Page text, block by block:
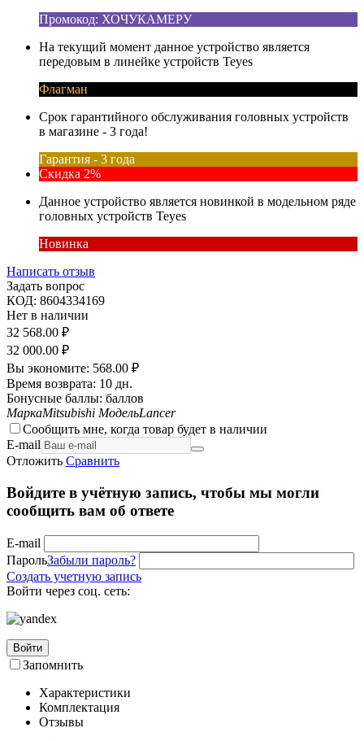
Промокод: ХОЧУКАМЕРУ
На текущий момент данное устройство является
передовым в линейке устройств Teyes
Флагман
Срок гарантийного обслуживания головных устройств
в магазине - 3 года!
Гарантия - 3 года
Скидка 2%
Данное устройство является новинкой в модельном ряде
головных устройств Teyes
Новинка
Написать отзыв
Задать вопрос
КОД: 8604334169
Нет в наличии
32 568.00 ₽
32 000.00 ₽
Вы экономите: 568.00 ₽
Время возврата: 10 дн.
Бонусные баллы: баллов
МаркаMitsubishi МодельLancer
Сообщить мне, когда товар будет в наличии
E-mail
Отложить Сравнить
Войдите в учётную запись, чтобы мы могли
сообщить вам об ответе
E-mail
ПарольЗабыли пароль?
Создать учетную запись
Войти через соц. сеть:
Войти
Запомнить
Характеристики
Комплектация
Отзывы